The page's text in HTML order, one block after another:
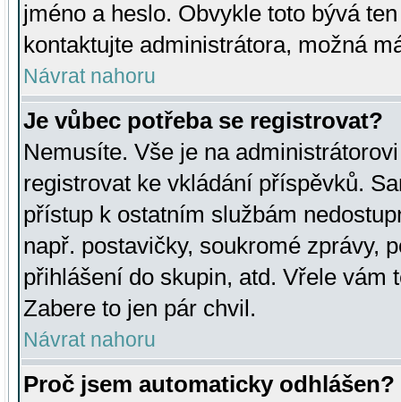
jméno a heslo. Obvykle toto bývá
kontaktujte administrátora, možná
Návrat nahoru
Je vůbec potřeba se registrovat?
Nemusíte. Vše je na
registrovat ke vkládání příspěvků.
přístup k ostatním službám
např. postavičky, soukromé zprávy,
přihlášení do skupin, atd. Vřele vám
Zabere to jen pár chvil.
Návrat nahoru
Proč jsem automaticky odhlášen?